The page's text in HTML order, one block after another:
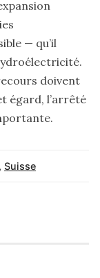
— qu’il
doivent
égard, l’arrêté
, Suisse